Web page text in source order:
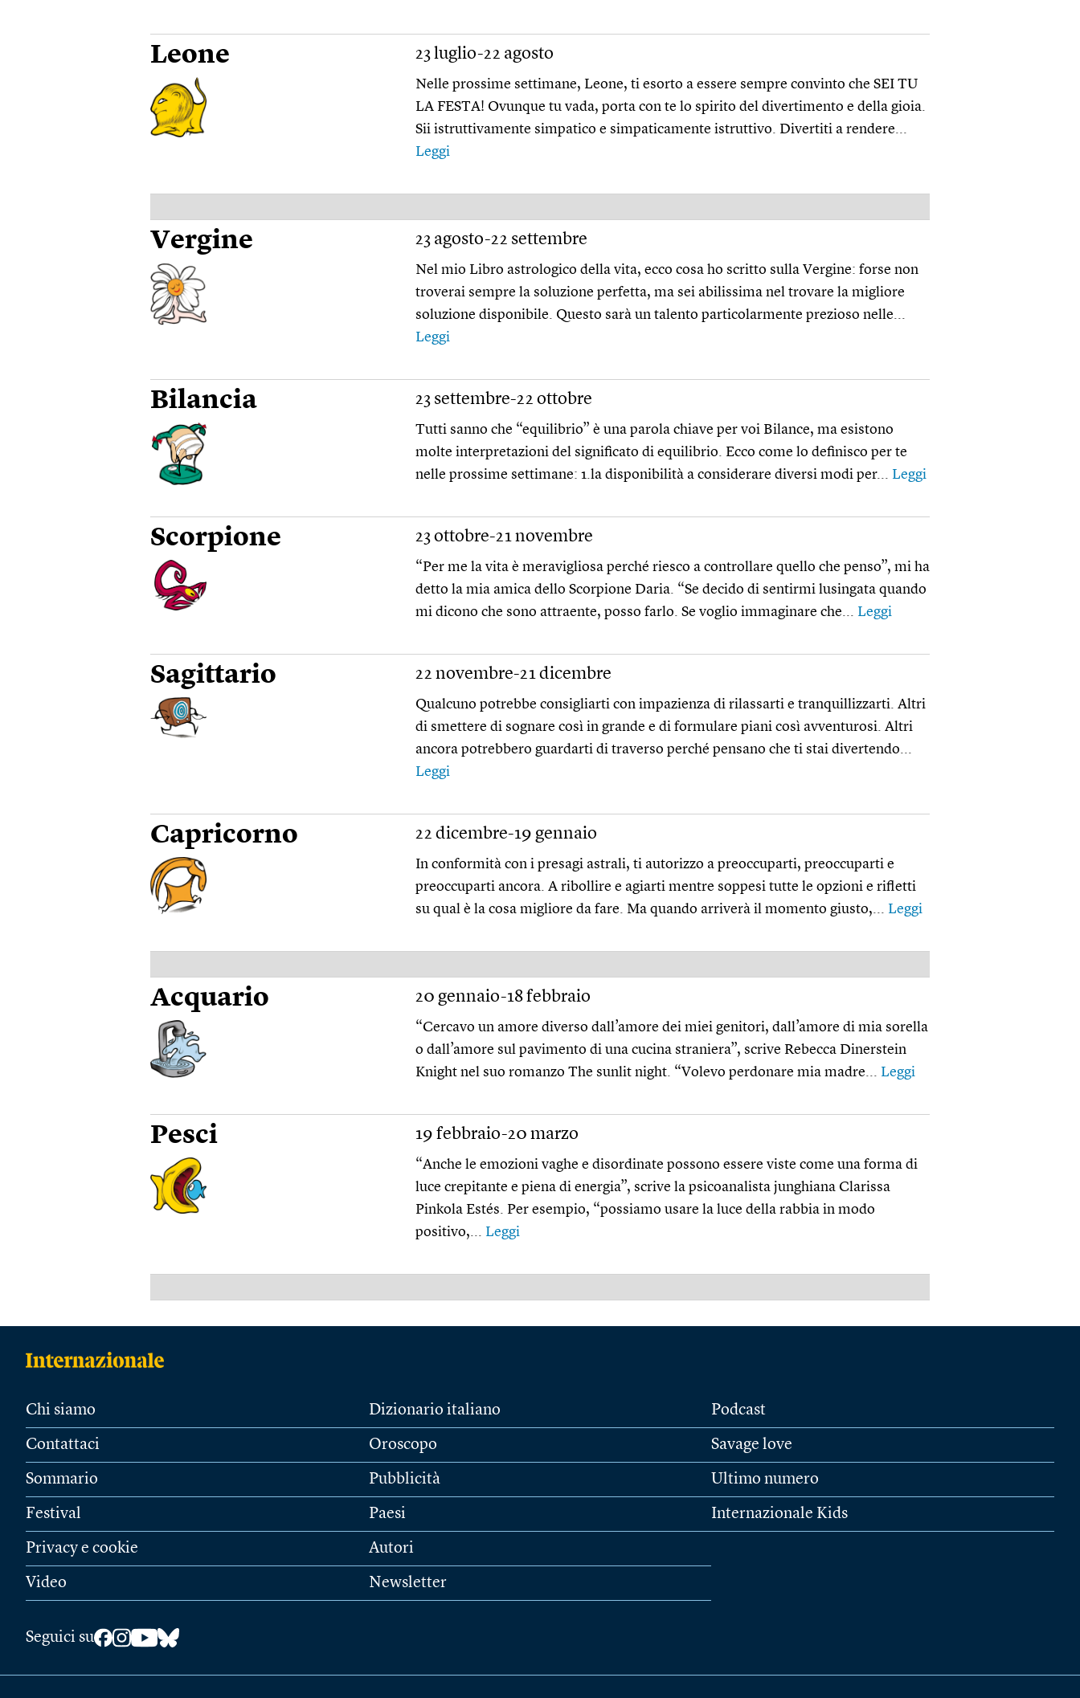
Leone 23 luglio-22 agosto
Nelle prossime settimane, Leone, ti esorto a essere sempre convinto che SEI TU
LA FESTA! Ovunque tu vada, porta con te lo spirito del divertimento e della gioia.
Sii istruttivamente simpatico e simpaticamente istruttivo. Divertiti a rendere...
Leggi
Vergine 23 agosto-22 settembre
Nel mio Libro astrologico della vita, ecco cosa ho scritto sulla Vergine: forse non
troverai sempre la soluzione perfetta, ma sei abilissima nel trovare la migliore
soluzione disponibile. Questo sarà un talento particolarmente prezioso nelle...
Leggi
Bilancia 23 settembre-22 ottobre
Tutti sanno che “equilibrio” è una parola chiave per voi Bilance, ma esistono
molte interpretazioni del significato di equilibrio. Ecco come lo definisco per te
nelle prossime settimane: 1.la disponibilità a considerare diversi modi per... Leggi
Scorpione 23 ottobre-21 novembre
“Per me la vita è meravigliosa perché riesco a controllare quello che penso”, mi ha
detto la mia amica dello Scorpione Daria. “Se decido di sentirmi lusingata quando
mi dicono che sono attraente, posso farlo. Se voglio immaginare che... Leggi
Sagittario 22 novembre-21 dicembre
Qualcuno potrebbe consigliarti con impazienza di rilassarti e tranquillizzarti. Altri
di smettere di sognare così in grande e di formulare piani così avventurosi. Altri
ancora potrebbero guardarti di traverso perché pensano che ti stai divertendo...
Leggi
Capricorno 22 dicembre-19 gennaio
In conformità con i presagi astrali, ti autorizzo a preoccuparti, preoccuparti e
preoccuparti ancora. A ribollire e agiarti mentre soppesi tutte le opzioni e rifletti
su qual è la cosa migliore da fare. Ma quando arriverà il momento giusto,... Leggi
Acquario 20 gennaio-18 febbraio
“Cercavo un amore diverso dall’amore dei miei genitori, dall’amore di mia sorella
o dall’amore sul pavimento di una cucina straniera”, scrive Rebecca Dinerstein
Knight nel suo romanzo The sunlit night. “Volevo perdonare mia madre... Leggi
Pesci 19 febbraio-20 marzo
“Anche le emozioni vaghe e disordinate possono essere viste come una forma di
luce crepitante e piena di energia”, scrive la psicoanalista junghiana Clarissa
Pinkola Estés. Per esempio, “possiamo usare la luce della rabbia in modo
positivo,... Leggi
Chi siamo
Contattaci
Sommario
Festival
Privacy e cookie
Video
Dizionario italiano
Oroscopo
Pubblicità
Paesi
Autori
Newsletter
Podcast
Savage love
Ultimo numero
Internazionale Kids
Seguici su